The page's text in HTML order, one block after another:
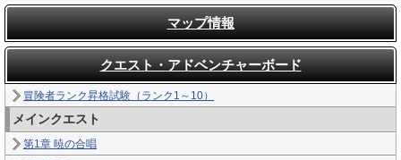
マップ情報
クエスト・アドベンチャーボード
冒険者ランク昇格試験（ランク1～10）
メインクエスト
第1章 暁の合唱